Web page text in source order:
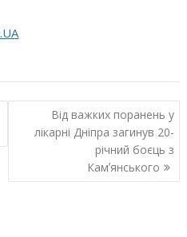
Від важких поранень у
лікарні Дніпра загинув 20-
річний боєць з
Камʼянського